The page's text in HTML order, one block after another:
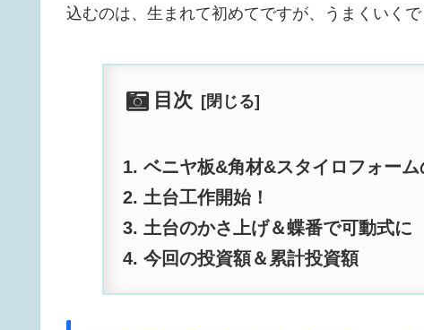
込むのは、生まれて初めてですが、うまくいくで
目次
ベニヤ板&角材&スタイロフォーム
土台工作開始！
土台のかさ上げ＆蝶番で可動式に
今回の投資額＆累計投資額